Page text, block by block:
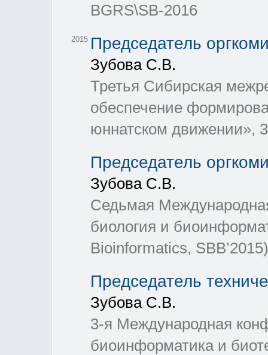
BGRS\SB-2016
2015 Председатель
Зубова С.В.
Третья Сибирская
обеспечение
юннатском движении»,
Председатель
Зубова С.В.
Седьмая
биология и
Bioinformatics, SBB’2015)
Председатель
Зубова С.В.
3-я Международная
биоинформатика и